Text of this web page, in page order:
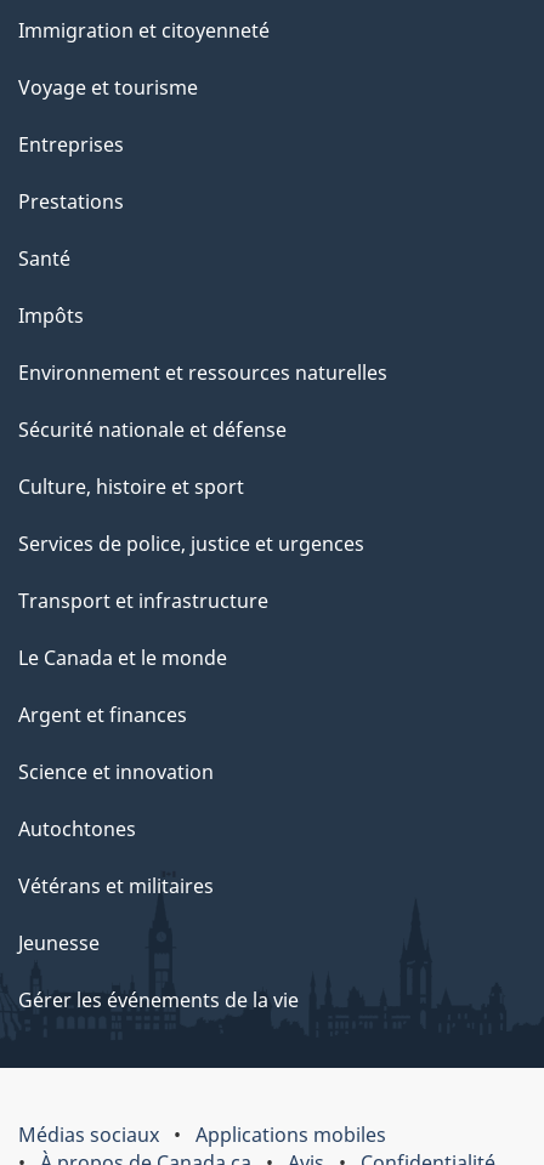
sujets
Immigration et citoyenneté
Voyage et tourisme
Entreprises
Prestations
Santé
Impôts
Environnement et ressources naturelles
Sécurité nationale et défense
Culture, histoire et sport
Services de police, justice et urgences
Transport et infrastructure
Le Canada et le monde
Argent et finances
Science et innovation
Autochtones
Vétérans et militaires
Jeunesse
Gérer les événements de la vie
Médias sociaux
Applications mobiles